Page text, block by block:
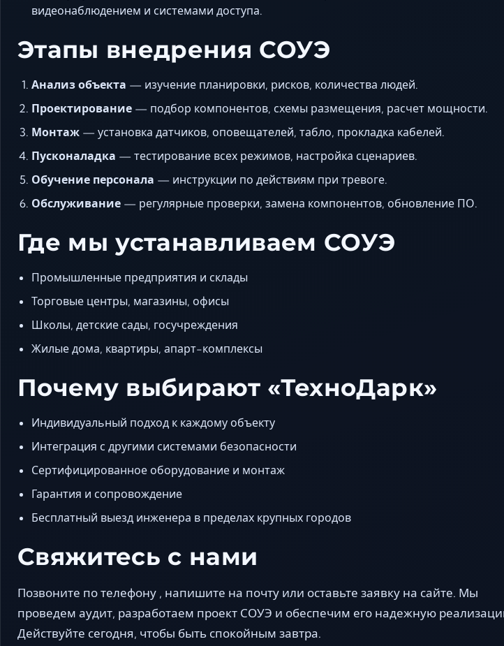
видеонаблюдением и системами доступа.
Этапы внедрения СОУЭ
Анализ объекта — изучение планировки, рисков, количества людей.
Проектирование — подбор компонентов, схемы размещения, расчет мощности.
Монтаж — установка датчиков, оповещателей, табло, прокладка кабелей.
Пусконаладка — тестирование всех режимов, настройка сценариев.
Обучение персонала — инструкции по действиям при тревоге.
Обслуживание — регулярные проверки, замена компонентов, обновление ПО.
Где мы устанавливаем СОУЭ
Промышленные предприятия и склады
Торговые центры, магазины, офисы
Школы, детские сады, госучреждения
Жилые дома, квартиры, апарт-комплексы
Почему выбирают «ТехноДарк»
Индивидуальный подход к каждому объекту
Интеграция с другими системами безопасности
Сертифицированное оборудование и монтаж
Гарантия и сопровождение
Бесплатный выезд инженера в пределах крупных городов
Свяжитесь с нами
Позвоните по телефону , напишите на почту или оставьте заявку на сайте. Мы
проведем аудит, разработаем проект СОУЭ и обеспечим его надежную
Действуйте сегодня, чтобы быть спокойным завтра.